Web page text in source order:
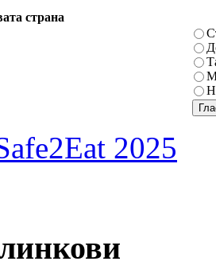
страна
2025